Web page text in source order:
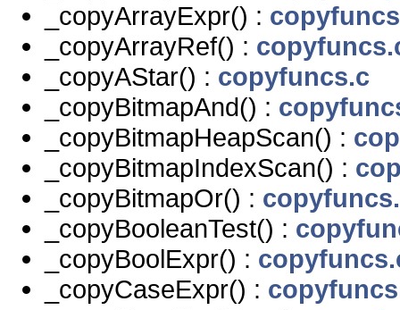
_copyArrayExpr() :
_copyArrayRef() :
_copyAStar() : copyfuncs.c
_copyBitmapAnd() :
_copyBitmapHeapScan() :
_copyBitmapIndexScan() :
_copyBitmapOr() :
_copyBooleanTest() :
_copyBoolExpr() :
_copyCaseExpr() :